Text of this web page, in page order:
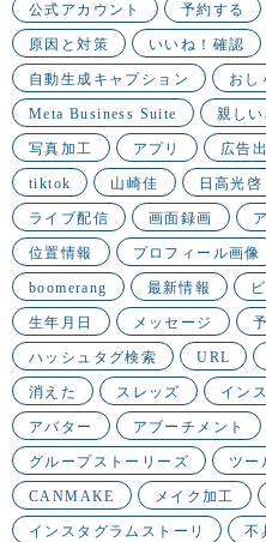
公式アカウント 予約する
原因と対策 いいね！確認
自動生成キャプション おし
Meta Business Suite 親しい
写真加工 アプリ 広告
tiktok 山崎佳 日高光啓
ライブ配信 画面録画
位置情報 プロフィール画像
boomerang 最新情報
生年月日 メッセージ
ハッシュタグ検索 URL
消えた スレッズ イン
アバター アブーチメント
グループストーリーズ ツー
CANMAKE メイク加工
インスタグラムストーリ 不